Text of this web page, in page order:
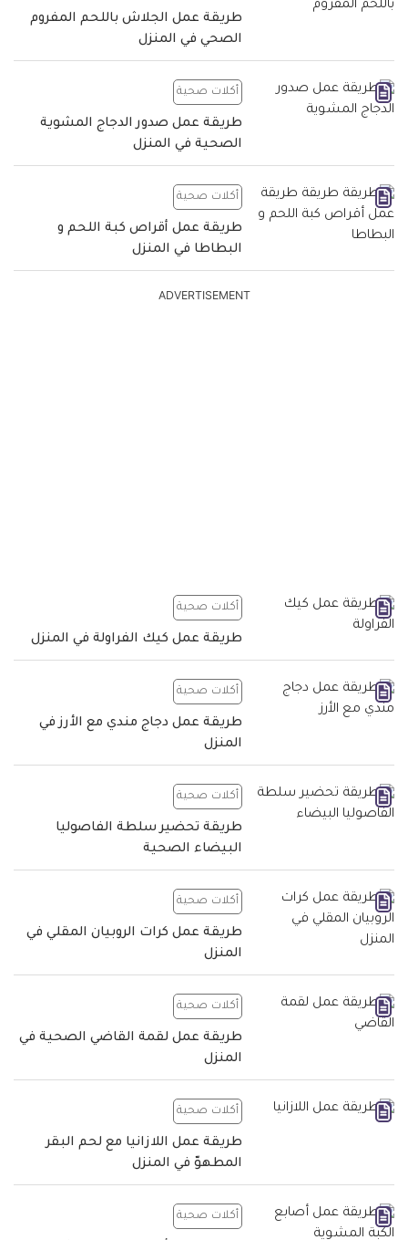
طريقة عمل الجلاش باللحم المفروم
الصحي في المنزل
أكلات صحية
طريقة عمل صدور الدجاج المشوية
الصحية في المنزل
أكلات صحية
طريقة عمل أقراص كبة اللحم و
البطاطا في المنزل
ADVERTISEMENT
أكلات صحية
طريقة عمل كيك الفراولة في المنزل
أكلات صحية
طريقة عمل دجاج مندي مع الأرز في
المنزل
أكلات صحية
طريقة تحضير سلطة الفاصوليا
البيضاء الصحية
أكلات صحية
طريقة عمل كرات الروبيان المقلي في
المنزل
أكلات صحية
طريقة عمل لقمة القاضي الصحية في
المنزل
أكلات صحية
طريقة عمل اللازانيا مع لحم البقر
المطهوّ في المنزل
أكلات صحية